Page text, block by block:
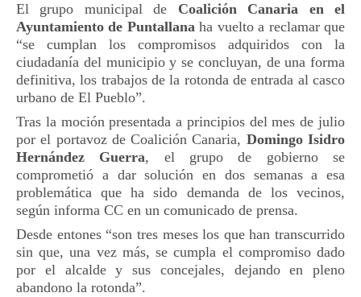
El grupo municipal de Coalición Canaria en el
Ayuntamiento de Puntallanaha vuelto a reclamar que
“se cumplan los compromisos adquiridos con la
ciudadanía del municipio y se concluyan, de una forma
definitiva, los trabajos de la rotonda de entrada al casco
urbano de El Pueblo”.
Tras la moción presentada a principios del mes de julio
por el portavoz de Coalición Canaria, Domingo Isidro
Hernández Guerra, el grupo de gobierno se
comprometió a dar solución en dos semanas a esa
problemática que ha sido demanda de los vecinos,
según informa CC en un comunicado de prensa.
Desde entones “son tres meses los que han transcurrido
sin que, una vez más, se cumpla el compromiso dado
por el alcalde y sus concejales, dejando en pleno
abandono la rotonda”.